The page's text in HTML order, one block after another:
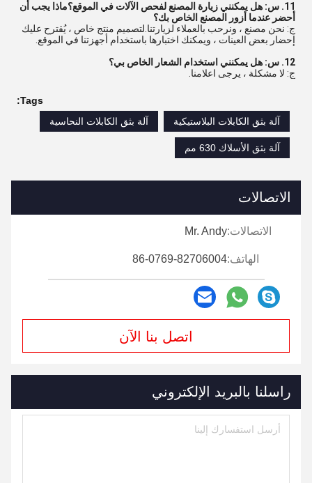
11. س: هل يمكنني زيارة المصنع لفحص الآلات في الموقع؟ماذا يجب أن
أحضر عندما أزور المصنع الخاص بك؟
ج: نحن مصنع ، ونرحب بالعملاء لزيارتنا.لتصميم منتج خاص ، يُقترح عليك
إحضار بعض العينات ، ويمكنك اختبارها باستخدام أجهزتنا في الموقع.
12. س: هل يمكنني استخدام الشعار الخاص بي؟
ج: لا مشكلة ، يرجى اعلامنا.
Tags:
آلة بثق الكابلات البلاستيكية
آلة بثق الكابلات النحاسية
آلة بثق الأسلاك 630 مم
الاتصالات
الاتصالات:Mr. Andy
الهاتف:86-0769-82706004
اتصل بنا الآن
راسلنا بالبريد الإلكتروني